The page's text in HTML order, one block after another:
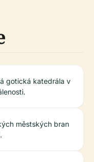
gotická katedrála v
městských bran